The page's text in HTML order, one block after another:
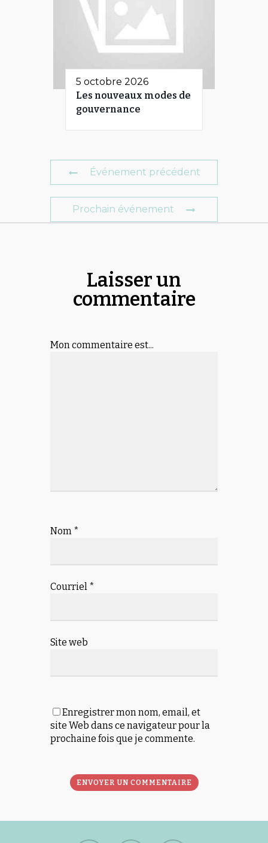
5 octobre 2026
Les nouveaux modes de
gouvernance
Événement précédent
Prochain événement
Laisser un
commentaire
Mon commentaire est...
Nom *
Courriel *
Site web
Enregistrer mon nom, email, et
site Web dans ce navigateur pour la
prochaine fois que je commente.